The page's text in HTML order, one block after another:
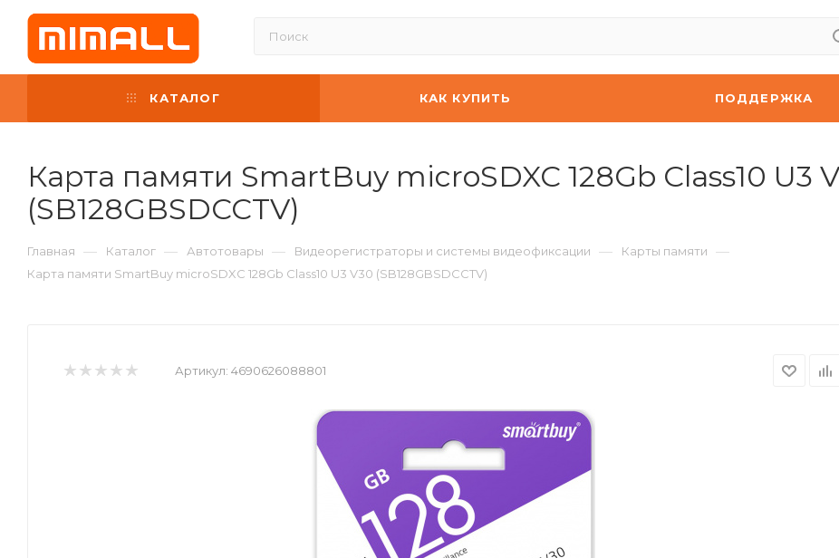
КАТАЛОГ КАК КУПИТЬ ПОДДЕРЖКА
Карта памяти SmartBuy microSDXC 128Gb Class10 U3
(SB128GBSDCCTV)
Главная — Каталог — Автотовары — Видеорегистраторы и системы видеофиксации — Карты памяти —
Карта памяти SmartBuy microSDXC 128Gb Class10 U3 V30 (SB128GBSDCCTV)
Артикул: 4690626088801